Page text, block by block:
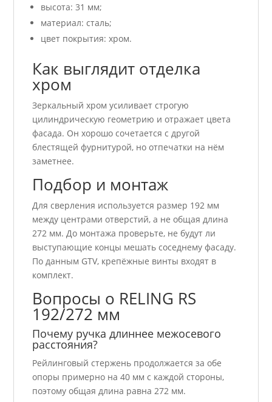
высота: 31 мм;
материал: сталь;
цвет покрытия: хром.
Как выглядит отделка
хром
Зеркальный хром усиливает строгую
цилиндрическую геометрию и отражает цвета
фасада. Он хорошо сочетается с другой
блестящей фурнитурой, но отпечатки на нём
заметнее.
Подбор и монтаж
Для сверления используется размер 192 мм
между центрами отверстий, а не общая длина
272 мм. До монтажа проверьте, не будут ли
выступающие концы мешать соседнему фасаду.
По данным GTV, крепёжные винты входят в
комплект.
Вопросы о RELING RS
192/272 мм
Почему ручка длиннее межосевого
расстояния?
Рейлинговый стержень продолжается за обе
опоры примерно на 40 мм с каждой стороны,
поэтому общая длина равна 272 мм.